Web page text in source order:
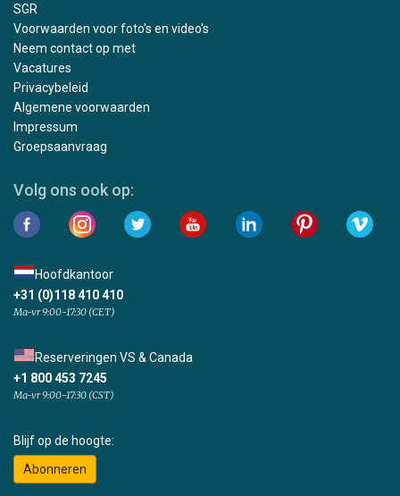
SGR
Voorwaarden voor foto's en video's
Neem contact op met
Vacatures
Privacybeleid
Algemene voorwaarden
Impressum
Groepsaanvraag
Volg ons ook op:
Hoofdkantoor
+31 (0)118 410 410
Ma-vr 9:00-17:30 (CET)
Reserveringen VS & Canada
+1 800 453 7245
Ma-vr 9:00-17:30 (CST)
Blijf op de hoogte:
Abonneren